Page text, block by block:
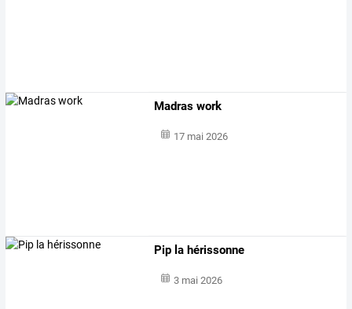
Madras work
17 mai 2026
Pip la hérissonne
3 mai 2026